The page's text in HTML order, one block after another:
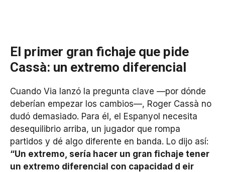
El primer gran fichaje que pide
Cassà: un extremo diferencial
Cuando Via lanzó la pregunta clave —por dónde
deberían empezar los cambios—, Roger Cassà no
dudó demasiado. Para él, el Espanyol necesita
desequilibrio arriba, un jugador que rompa
partidos y dé algo diferente en banda. Lo dijo así:
“Un extremo, sería hacer un gran fichaje tener
un extremo diferencial con capacidad d eir